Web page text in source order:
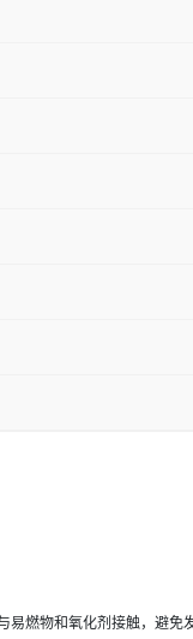
燃物和氧化剂接触，避